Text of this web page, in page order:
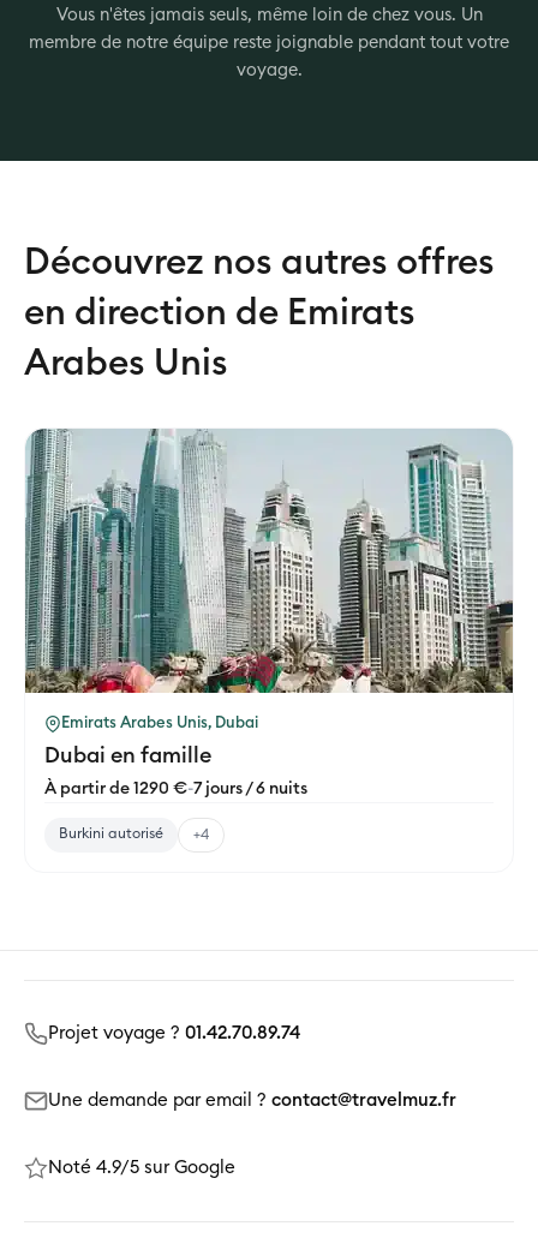
Vous n'êtes jamais seuls, même loin de chez vous. Un
membre de notre équipe reste joignable pendant tout votre
voyage.
Découvrez nos autres offres
en direction de Emirats
Arabes Unis
Emirats Arabes Unis, Dubai
Dubai en famille
À partir de 1290 €-7 jours / 6 nuits
Burkini autorisé +4
Projet voyage ? 01.42.70.89.74
Une demande par email ? contact@travelmuz.fr
Noté 4.9/5 sur Google